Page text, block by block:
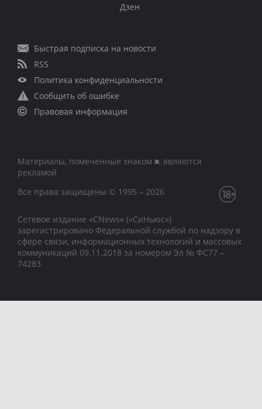
Дзен
Быстрая подписка на новости
RSS
Политика конфиденциальности
Сообщить об ошибке
Правовая информация
Материалы, помеченные знаком ■, являются
рекламой
Все права защищены © 1995 – 2026
Сетевое издание «CNews» («СиНьюс»)
зарегистрировано Федеральной службой по надзору в
сфере связи, информационных технологий и массовых
коммуникаций 09.11.2018 за номером Эл № ФС77 –
74283